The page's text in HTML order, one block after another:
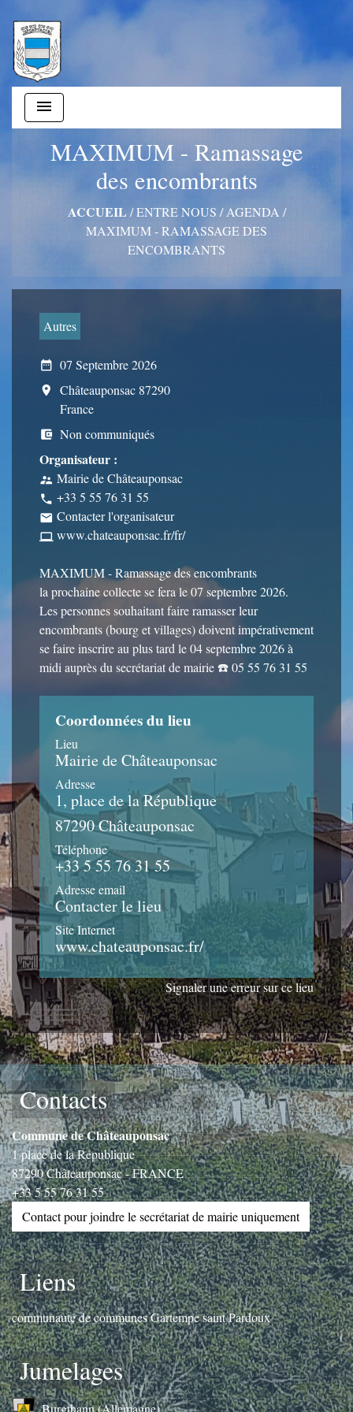
menu
MAXIMUM - Ramassage
des encombrants
ACCUEIL/ENTRE NOUS /AGENDA /
MAXIMUM - RAMASSAGE DES
ENCOMBRANTS
Autres
date_range 07 Septembre 2026
room
Châteauponsac 87290
France
account_balance_wallet Non communiqués
Organisateur :
supervisor_account Mairie de Châteauponsac
phone +33 5 55 76 31 55
email Contacter l'organisateur
computer www.chateauponsac.fr/fr/
MAXIMUM - Ramassage des encombrants
la prochaine collecte se fera le 07 septembre 2026.
Les personnes souhaitant faire ramasser leur
encombrants (bourg et villages) doivent impérativement
se faire inscrire au plus tard le 04 septembre 2026 à
midi auprès du secrétariat de mairie ☎️ 05 55 76 31 55
Coordonnées du lieu
Lieu
Mairie de Châteauponsac
Adresse
1, place de la République
87290 Châteauponsac
Téléphone
+33 5 55 76 31 55
Adresse email
Contacter le lieu
Site Internet
www.chateauponsac.fr/
Signaler une erreur sur ce lieu
Contacts
Commune de Châteauponsac
1 place de la République
87290 Châteauponsac - FRANCE
+33 5 55 76 31 55
Contact pour joindre le secrétariat de mairie uniquement
Liens
communauté de communes Gartempe saint Pardoux
Jumelages
Burgthann (Allemagne)